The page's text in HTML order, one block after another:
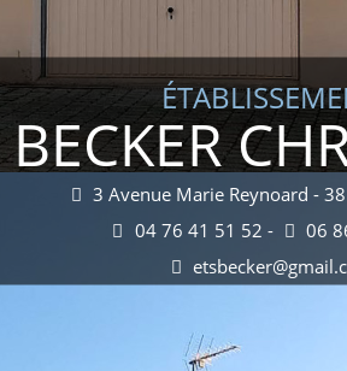
BECKER
3 Avenue Marie Reynoard -
04 76 41 51 52 -
06